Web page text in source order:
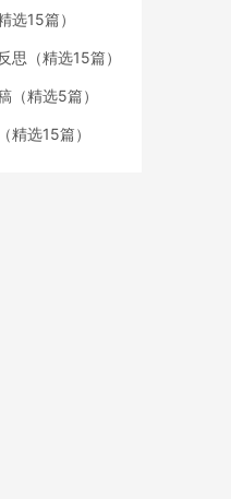
选15篇）
思（精选15篇）
（精选5篇）
精选15篇）